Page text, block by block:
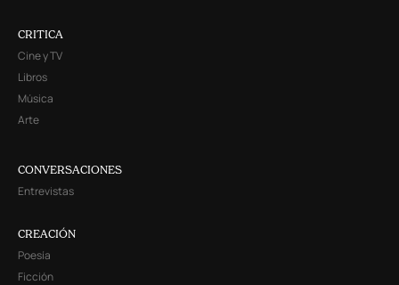
CRITICA
Cine y TV
Libros
Música
Arte
CONVERSACIONES
Entrevistas
CREACIÓN
Poesía
Ficción